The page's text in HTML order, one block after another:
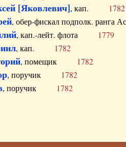
[Яковлевич], кап. 1782
, обер-фискал подполк.
, кап.-лейт. флота 1779
, кап. 1782
, помещик 1782
, поручик 1782
, поручик 1782